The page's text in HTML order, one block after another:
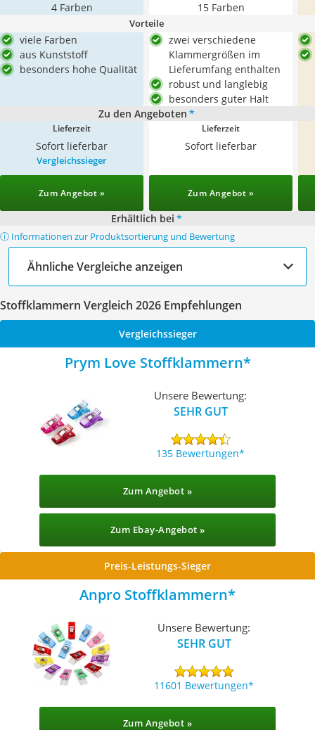
4 Farben 15 Farben
Vorteile
viele Farben
aus Kunststoff
besonders hohe Qualität
zwei verschiedene
Klammergrößen im
Lieferumfang enthalten
robust und langlebig
besonders guter Halt
Zu den Angeboten *
Lieferzeit
Sofort lieferbar
Lieferzeit
Sofort lieferbar
Vergleichssieger
Zum Angebot » Zum Angebot »
Erhältlich bei *
ⓘ Informationen zur Produktsortierung und Bewertung
Ähnliche Vergleiche anzeigen
Stoffklammern Vergleich 2026 Empfehlungen
Vergleichssieger
Prym Love Stoffklammern
Unsere Bewertung:
SEHR GUT
135 Bewertungen
Zum Angebot »
Zum Ebay-Angebot »
Preis-Leistungs-Sieger
Anpro Stoffklammern
Unsere Bewertung:
SEHR GUT
11601 Bewertungen
Zum Angebot »